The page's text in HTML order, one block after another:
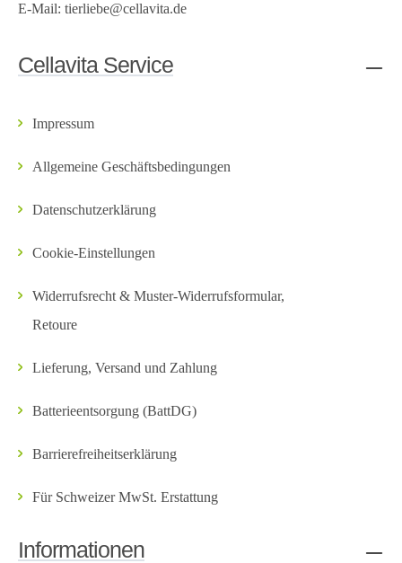
E-Mail: tierliebe@cellavita.de
Cellavita Service
Impressum
Allgemeine Geschäftsbedingungen
Datenschutzerklärung
Cookie-Einstellungen
Widerrufsrecht & Muster-Widerrufsformular,
Retoure
Lieferung, Versand und Zahlung
Batterieentsorgung (BattDG)
Barrierefreiheitserklärung
Für Schweizer MwSt. Erstattung
Informationen